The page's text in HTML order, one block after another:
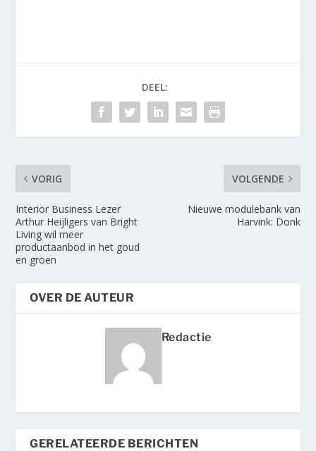
DEEL:
VORIG
Interior Business Lezer
Arthur Heijligers van Bright
Living wil meer
productaanbod in het goud
en groen
VOLGENDE
Nieuwe modulebank van
Harvink: Donk
OVER DE AUTEUR
Redactie
GERELATEERDE BERICHTEN